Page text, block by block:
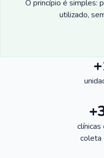
O princípio é simples:
utilizado,
coleta